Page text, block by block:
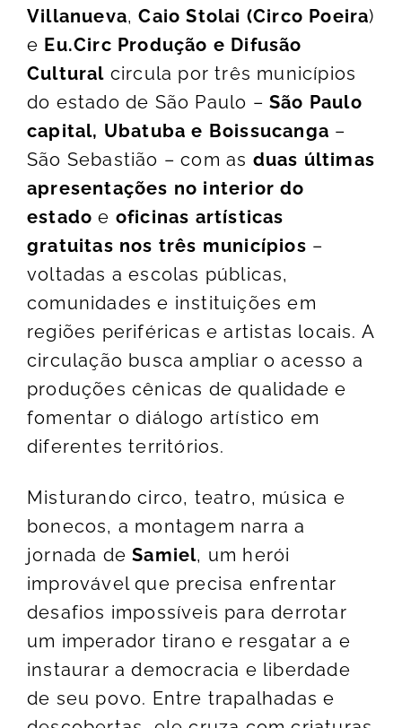
Villanueva,Caio Stolai (Circo Poeira)
e Eu.Circ Produção e Difusão
Cultural circula por três municípios
do estado de São Paulo – São Paulo
capital, Ubatuba e Boissucanga –
São Sebastião – com as duas últimas
apresentações no interior do
estado e oficinas artísticas
gratuitas nos três municípios –
voltadas a escolas públicas,
comunidades e instituições em
regiões periféricas e artistas locais. A
circulação busca ampliar o acesso a
produções cênicas de qualidade e
fomentar o diálogo artístico em
diferentes territórios.
Misturando circo, teatro, música e
bonecos, a montagem narra a
jornada deSamiel, um herói
improvável que precisa enfrentar
desafios impossíveis para derrotar
um imperador tirano e resgatar a e
instaurar a democracia e liberdade
de seu povo. Entre trapalhadas e